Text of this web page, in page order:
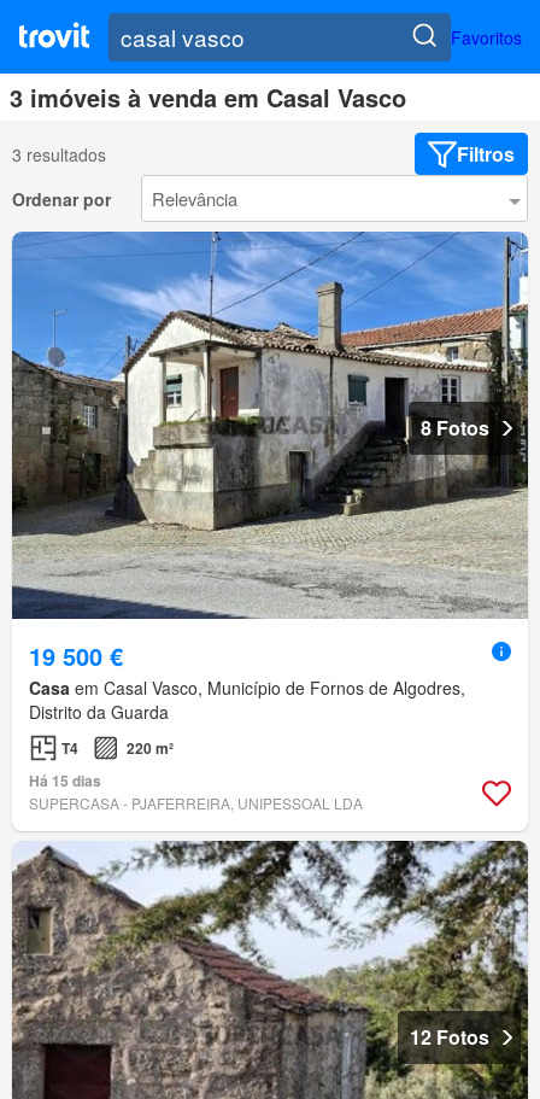
Favoritos
3 imóveis à venda em Casal Vasco
3 resultados Filtros
Ordenar por
8 Fotos
19 500 €
Casa em Casal Vasco, Município de Fornos de Algodres,
Distrito da Guarda
T4
220 m²
Há 15 dias
SUPERCASA - PJAFERREIRA, UNIPESSOAL LDA
12 Fotos